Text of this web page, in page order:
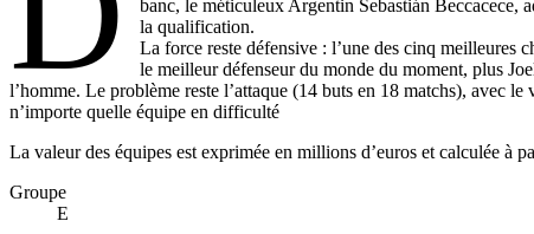
banc, le méticuleux Argentin Sebastián Beccacece,
la qualification.
La force reste défensive : l’une des cinq meilleures
le meilleur défenseur du monde du moment, plus
l’homme. Le problème reste l’attaque (14 buts en 18 matchs), avec
n’importe quelle équipe en difficulté
La valeur des équipes est exprimée en millions d’euros et calculée à
Groupe
E